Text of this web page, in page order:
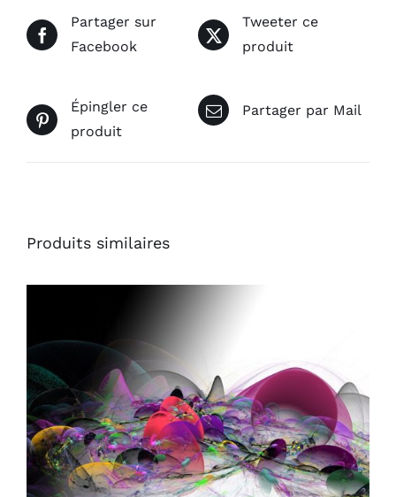
Partager sur
Facebook
Tweeter ce
produit
Épingler ce
produit
Partager par Mail
Produits similaires
AJOUTER AU PANIER
DÉTAILS